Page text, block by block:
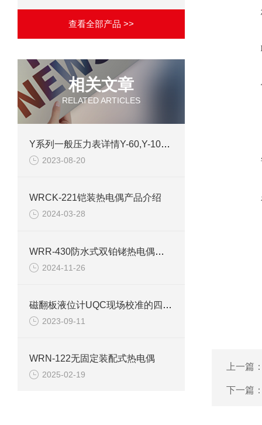
查看全部产品 >>
相关文章
RELATED ARTICLES
Y系列一般压力表详情Y-60,Y-100,Y-150,Y-200
2023-08-20
WRCK-221铠装热电偶产品介绍
2024-03-28
WRR-430防水式双铂铑热电偶在工业生产过程中的运用
2024-11-26
磁翻板液位计UQC现场校准的四个流程方法
2023-09-11
WRN-122无固定装配式热电偶
2025-02-19
上一篇
下一篇